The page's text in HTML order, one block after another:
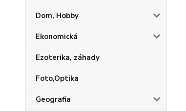
Dom, Hobby
Ekonomická
Ezoterika, záhady
Foto,Optika
Geografia